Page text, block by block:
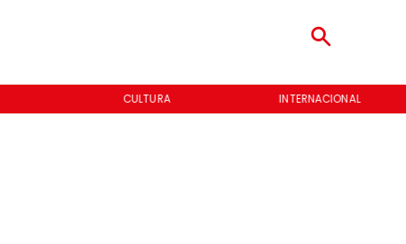
CULTURA INTERNACIONAL